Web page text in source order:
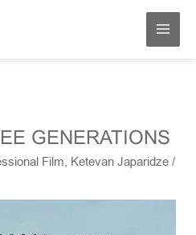
GENERATIONS
Film, Ketevan Japaridze /